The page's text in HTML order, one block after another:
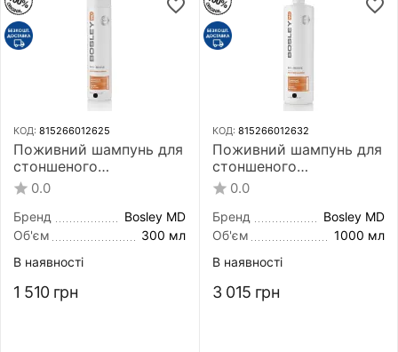
КОД: 815266012625
Поживний шампунь для
стоншеного
фарбованого волосся
Bosley MD BOS Revive
Nourishing Shampoo 300
мл
0.0
Бренд
Bosley MD
Об'єм
300 мл
В наявності
1 510 грн
КОД: 815266012632
Поживний шампунь для
стоншеного
фарбованого волосся
Bosley MD BOS Revive
Nourishing Shampoo
1000 мл
0.0
Бренд
Bosley MD
Об'єм
1000 мл
В наявності
3 015 грн